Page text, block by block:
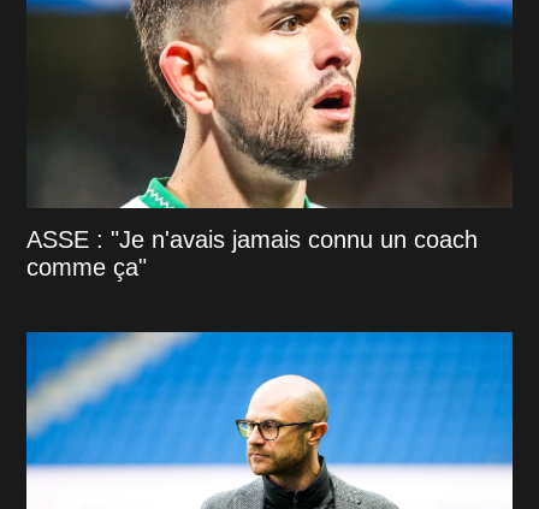
ASSE : "Je n'avais jamais connu un coach
comme ça"